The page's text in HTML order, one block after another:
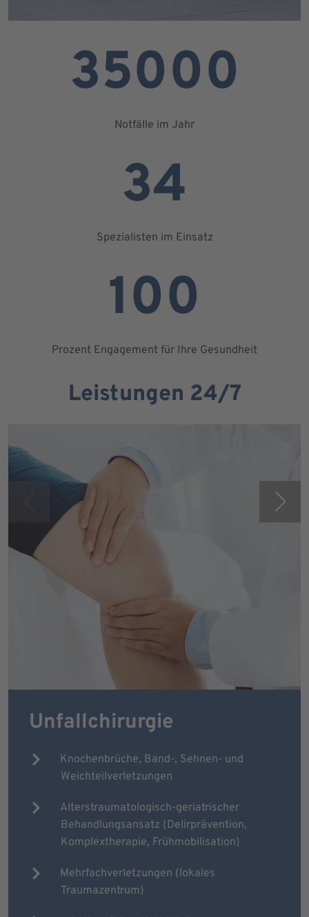
35000
Notfälle im Jahr
34
Spezialisten im Einsatz
100
Prozent Engagement für Ihre Gesundheit
Leistungen 24/7
Unfallchirurgie
Knochenbrüche, Band-, Sehnen- und
Weichteilverletzungen
Alterstraumatologisch-geriatrischer
Behandlungsansatz (Delirprävention,
Komplextherapie, Frühmobilisation)
Mehrfachverletzungen (lokales
Traumazentrum)